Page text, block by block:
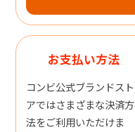
お支払い方法
コンビ公式ブランドスト
アではさまざまな決済方
法をご利用いただけま